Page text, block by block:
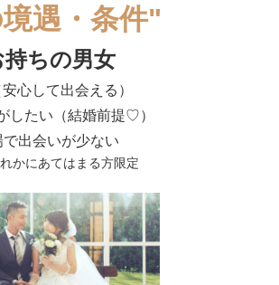
遇・条件"
持ちの男女
心して出会える）
したい（結婚前提♡）
で出会いが少ない
かにあてはまる方限定